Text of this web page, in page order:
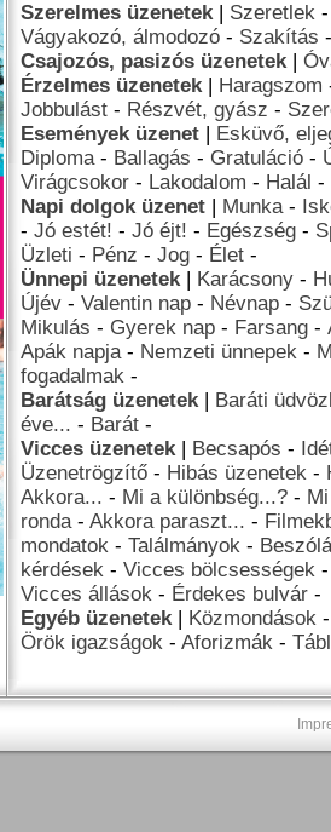
Szerelmes üzenetek| Szeretlek
Vágyakozó, álmodozó - Szakítás
Csajozós, pasizós üzenetek|
Érzelmes üzenetek| Haragszom
Jobbulást - Részvét, gyász -
Események üzenet | Esküvő,
Diploma- Ballagás - Gratuláció -
Virágcsokor - Lakodalom - Halál -
Napi dolgok üzenet | Munka-
- Jó estét! - Jó éjt! - Egészség -
Üzleti - Pénz - Jog - Élet -
Ünnepi üzenetek| Karácsony -
Újév - Valentin nap - Névnap -
Mikulás - Gyerek nap - Farsang -
Apák napja- Nemzeti ünnepek -
fogadalmak -
Barátság üzenetek| Baráti
éve... - Barát -
Vicces üzenetek| Becsapós -
Üzenetrögzítő - Hibás üzenetek -
Akkora... - Mi a különbség...? -
ronda- Akkora paraszt... -
mondatok - Találmányok -
kérdések - Vicces bölcsességek
Vicces állások - Érdekes bulvár -
Egyéb üzenetek| Közmondások
Örök igazságok - Aforizmák -